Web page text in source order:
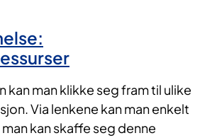
kan man klikke seg fram til ulike
Via lenkene kan man enkelt
kan skaffe seg denne